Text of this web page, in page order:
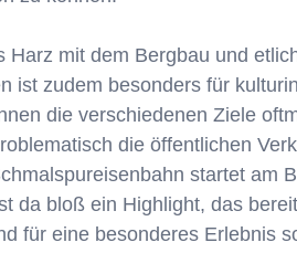
Harz mit dem Bergbau und
ist zudem besonders für
die verschiedenen Ziele
die öffentlichen
startet am
da bloß ein Highlight, das
für eine besonderes Erlebnis